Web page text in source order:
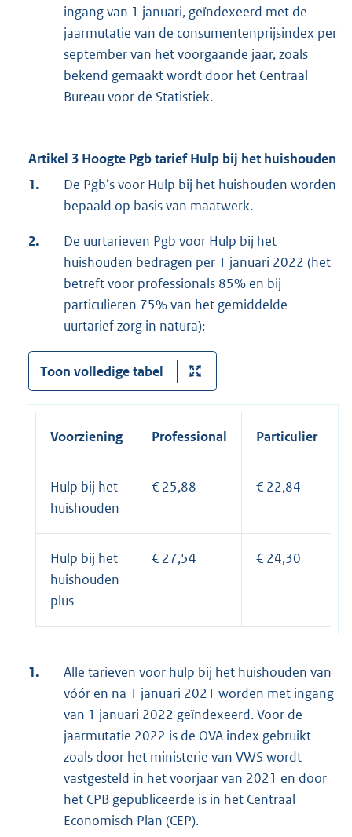
ingang van 1 januari, geïndexeerd met de
jaarmutatie van de consumentenprijsindex per
september van het voorgaande jaar, zoals
bekend gemaakt wordt door het Centraal
Bureau voor de Statistiek.
Artikel 3 Hoogte Pgb tarief Hulp bij het huishouden
1.
De Pgb’s voor Hulp bij het huishouden worden
bepaald op basis van maatwerk.
2.
De uurtarieven Pgb voor Hulp bij het
huishouden bedragen per 1 januari 2022 (het
betreft voor professionals 85% en bij
particulieren 75% van het gemiddelde
uurtarief zorg in natura):
Toon volledige tabel
Voorziening Professional Particulier
Hulp bij het
huishouden
€ 25,88 € 22,84
Hulp bij het
huishouden
plus
€ 27,54 € 24,30
1.
Alle tarieven voor hulp bij het huishouden van
vóór en na 1 januari 2021 worden met ingang
van 1 januari 2022 geïndexeerd. Voor de
jaarmutatie 2022 is de OVA index gebruikt
zoals door het ministerie van VWS wordt
vastgesteld in het voorjaar van 2021 en door
het CPB gepubliceerde is in het Centraal
Economisch Plan (CEP).